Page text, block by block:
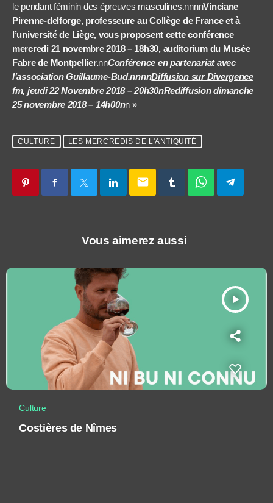
le pendant féminin des épreuves masculines.nnnnVinciane
Pirenne-delforge, professeure au Collège de France et à
l’université de Liège, vous proposent cette conférence
mercredi 21 novembre 2018 – 18h30, auditorium du Musée
Fabre de Montpellier.nnConférence en partenariat avec
l’association Guillaume-Bud.nnnnDiffusion sur Divergence
fm, jeudi 22 Novembre 2018 – 20h30nRediffusion dimanche
25 novembre 2018 – 14h00nn »
CULTURE LES MERCREDIS DE L'ANTIQUITÉ
email
Vous aimerez aussi
play_arrow
Culture
Costières de Nîmes